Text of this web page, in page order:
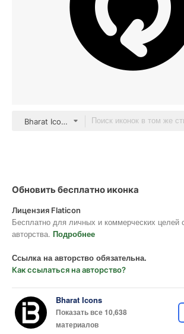
Bharat Icons Glyph
Обновить бесплатно иконка
Лицензия Flaticon
Бесплатно для личных и коммерческих целей
авторства. Подробнее
Ссылка на авторство обязательна.
Как ссылаться на авторство?
Bharat Icons
Показать все 10,638
материалов